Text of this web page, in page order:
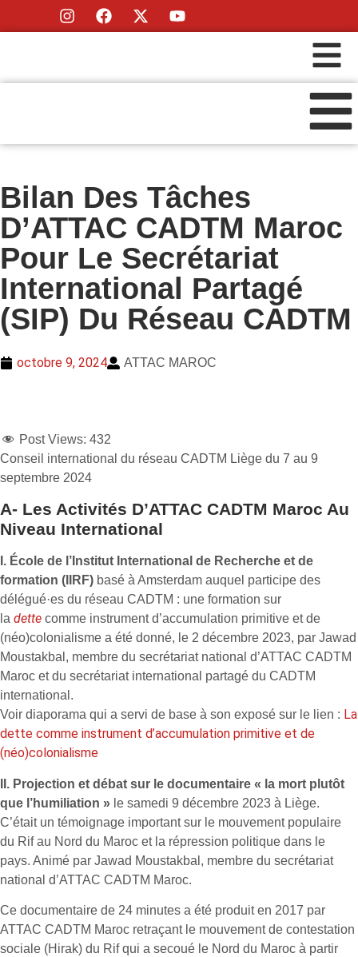
Bilan Des Tâches
D’ATTAC CADTM Maroc
Pour Le Secrétariat
International Partagé
(SIP) Du Réseau CADTM
octobre 9, 2024 ATTAC MAROC
Post Views: 432
Conseil international du réseau CADTM Liège du 7 au 9
septembre 2024
A- Les Activités D’ATTAC CADTM Maroc Au
Niveau International
I. École de l’Institut International de Recherche et de
formation (IIRF) basé à Amsterdam auquel participe des
délégué·es du réseau CADTM : une formation sur
la dette comme instrument d’accumulation primitive et de
(néo)colonialisme a été donné, le 2 décembre 2023, par Jawad
Moustakbal, membre du secrétariat national d’ATTAC CADTM
Maroc et du secrétariat international partagé du CADTM
international.
Voir diaporama qui a servi de base à son exposé sur le lien : La
dette comme instrument d’accumulation primitive et de
(néo)colonialisme
II. Projection et débat sur le documentaire « la mort plutôt
que l’humiliation » le samedi 9 décembre 2023 à Liège.
C’était un témoignage important sur le mouvement populaire
du Rif au Nord du Maroc et la répression politique dans le
pays. Animé par Jawad Moustakbal, membre du secrétariat
national d’ATTAC CADTM Maroc.
Ce documentaire de 24 minutes a été produit en 2017 par
ATTAC CADTM Maroc retraçant le mouvement de contestation
sociale (Hirak) du Rif qui a secoué le Nord du Maroc à partir